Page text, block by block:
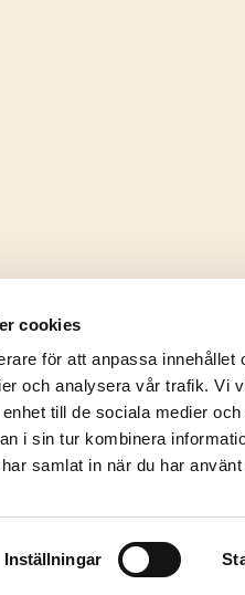
cookies
för att anpassa
och analysera vår trafik. Vi
till de sociala medier
i sin tur kombinera
samlat in när du har
Inställningar